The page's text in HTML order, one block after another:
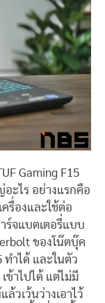
Gaming F15
ะไร อย่างแรกคือ
รื่องและใช้ต่อ
ร์จแบตเตอรี่แบบ
ของโน๊ตบุ๊ค
ทำได้ และในตัว
เข้าไปได้ แต่ไม่มี
ล้วเว้นว่างเอาไว้